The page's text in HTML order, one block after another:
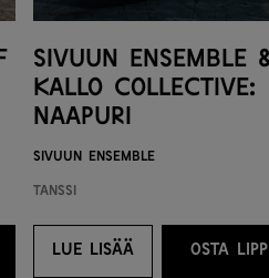
PALVELUNTARJOAJALTA
Sivuun Ensemble
Kallo Collective:
Naapuri
Sivuun Ensemble
Tanssi
LUE LISÄÄ
LUE LISÄÄ OSTA